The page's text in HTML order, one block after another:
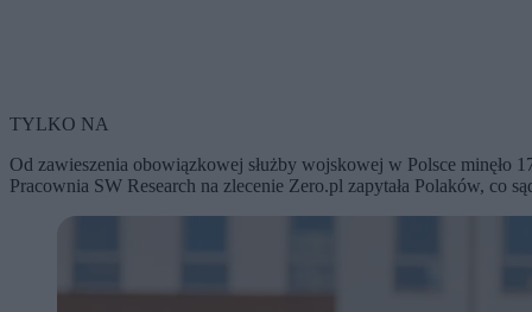
TYLKO NA
Od zawieszenia obowiązkowej służby wojskowej w Polsce minęło
Pracownia SW Research na zlecenie Zero.pl zapytała Polaków, co